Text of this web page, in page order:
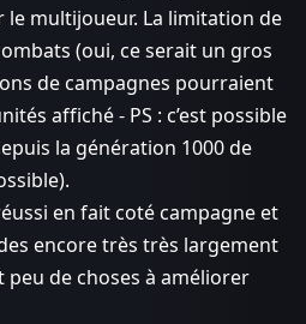
le multijoueur. La limitation de
(oui, ce serait un gros
de campagnes pourraient
affiché - PS : c’est possible
la génération 1000 de
en fait coté campagne et
encore très très largement
de choses à améliorer